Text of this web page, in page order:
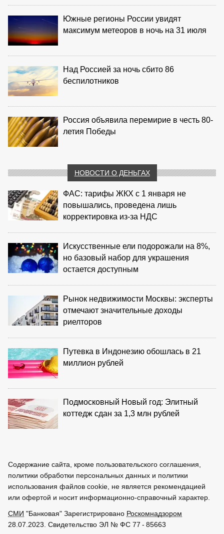
Южные регионы России увидят
максимум метеоров в ночь на 31 июля
Над Россией за ночь сбито 86
беспилотников
Россия объявила перемирие в честь 80-
летия Победы
НОВОСТИ О ДЕНЬГАХ
ФАС: тарифы ЖКХ с 1 января не
повышались, проведена лишь
корректировка из‑за НДС
Искусственные ели подорожали на 8%,
но базовый набор для украшения
остается доступным
Рынок недвижимости Москвы: эксперты
отмечают значительные доходы
риелторов
Путевка в Индонезию обошлась в 21
миллион рублей
Подмосковный Новый год: Элитный
коттедж сдан за 1,3 млн рублей
Содержание сайта, кроме пользовательского соглашения,
политики обработки персональных данных и политики
использования файлов cookie, не является рекомендацией
или офертой и носит информационно-справочный характер.
СМИ "Банковая" Зарегистрировано Роскомнадзором
28.07.2023. Свидетельство ЭЛ № ФС 77 - 85663